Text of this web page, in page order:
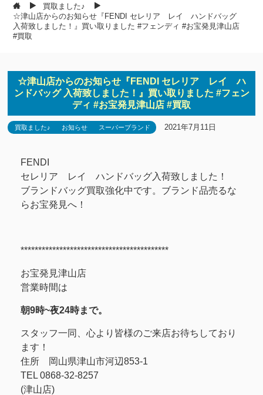
買取ました♪
☆津山店からのお知らせ『FENDI セレリア レイ ハンドバッグ
入荷致しました！』買い取りました #フェンディ #お宝発見津山店
#買取
☆津山店からのお知らせ『FENDI セレリア レイ ハ
ンドバッグ 入荷致しました！』買い取りました #フェン
ディ #お宝発見津山店 #買取
買取ました♪ お知らせ スーパーブランド 2021年7月11日
FENDI
セレリア レイ ハンドバッグ入荷致しました！
ブランドバッグ買取強化中です。ブランド品売るな
らお宝発見へ！
******************************************
お宝発見津山店
営業時間は
朝9時~夜24時まで。
スタッフ一同、心より皆様のご来店お待ちしており
ます！
住所 岡山県津山市河辺853-1
TEL 0868-32-8257
(津山店)